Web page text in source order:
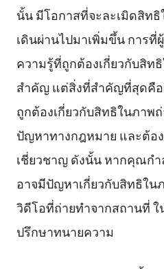
นั้น มีโอกาสที่จะละเมิดสิท
เดินผ่านไปมาเพิ่มขึ้น การ
ความรู้ที่ถูกต้องเกี่ยวกับสิท
สำคัญ แต่สิ่งที่สำคัญที่สุดคื
ถูกต้องเกี่ยวกับสิทธิในภาพ
ปัญหาทางกฎหมาย และต้อ
เชี่ยวชาญ ดังนั้น หากคุณก
อาจมีปัญหาเกี่ยวกับสิทธิใน
วิดีโอที่ถ่ายทำจากสถานที่
ปรึกษาทนายความ